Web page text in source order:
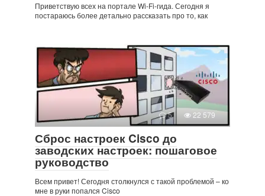
Приветствую всех на портале Wi-Fi-гида. Сегодня я
постараюсь более детально рассказать про то, как
5 22 579
Сброс настроек Cisco до
заводских настроек: пошаговое
руководство
Всем привет! Сегодня столкнулся с такой проблемой – ко
мне в руки попался Cisco